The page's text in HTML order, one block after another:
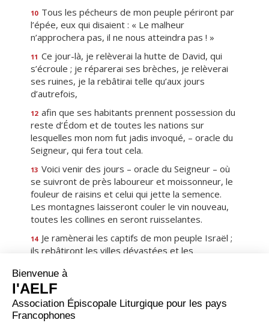
10 Tous les pécheurs de mon peuple périront par
l’épée, eux qui disaient : « Le malheur
n’approchera pas, il ne nous atteindra pas ! »
11 Ce jour-là, je relèverai la hutte de David, qui
s’écroule ; je réparerai ses brèches, je relèverai
ses ruines, je la rebâtirai telle qu’aux jours
d’autrefois,
12 afin que ses habitants prennent possession du
reste d’Édom et de toutes les nations sur
lesquelles mon nom fut jadis invoqué, – oracle du
Seigneur, qui fera tout cela.
13 Voici venir des jours – oracle du Seigneur – où
se suivront de près laboureur et moissonneur, le
fouleur de raisins et celui qui jette la semence.
Les montagnes laisseront couler le vin nouveau,
toutes les collines en seront ruisselantes.
14 Je ramènerai les captifs de mon peuple Israël ;
ils rebâtiront les villes dévastées et les
le vin ; ils cultiveront des jardins et en mangeront
les fruits.
15Je les planterai sur leur sol, et jamais plus ils ne
seront arrachés du sol que je leur ai donné. Le